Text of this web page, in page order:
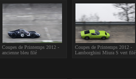
Coupes de Printemps 2012 -
ancienne bleu filé
Coupes de Printemps 2012 -
Lamborghini Miura S vert filé